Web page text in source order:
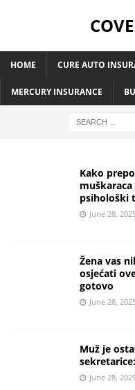
HOME CURE AUTO
MERCURY INSURANCE
Kako
psihološki
June 28,
Žena vas
osjećati
gotovo
June 28,
Muž je
June 28,